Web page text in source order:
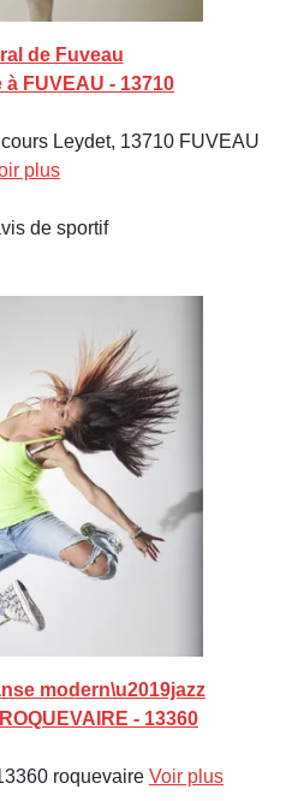
de Fuveau
FUVEAU - 13710
Leydet, 13710 FUVEAU
plus
de sportif
modern\u2019jazz
- 13360
roquevaire Voir plus